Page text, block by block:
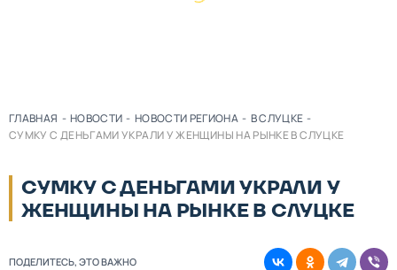
ГЛАВНАЯ - НОВОСТИ - НОВОСТИ РЕГИОНА - В СЛУЦКЕ -
СУМКУ С ДЕНЬГАМИ УКРАЛИ У ЖЕНЩИНЫ НА РЫНКЕ В СЛУЦКЕ
СУМКУ С ДЕНЬГАМИ УКРАЛИ У
ЖЕНЩИНЫ НА РЫНКЕ В СЛУЦКЕ
ПОДЕЛИТЕСЬ, ЭТО ВАЖНО